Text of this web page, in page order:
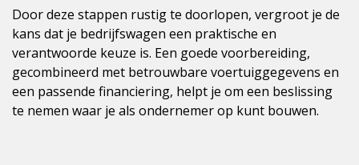
Door deze stappen rustig te doorlopen, vergroot je de
kans dat je bedrijfswagen een praktische en
verantwoorde keuze is. Een goede voorbereiding,
gecombineerd met betrouwbare voertuiggegevens en
een passende financiering, helpt je om een beslissing
te nemen waar je als ondernemer op kunt bouwen.